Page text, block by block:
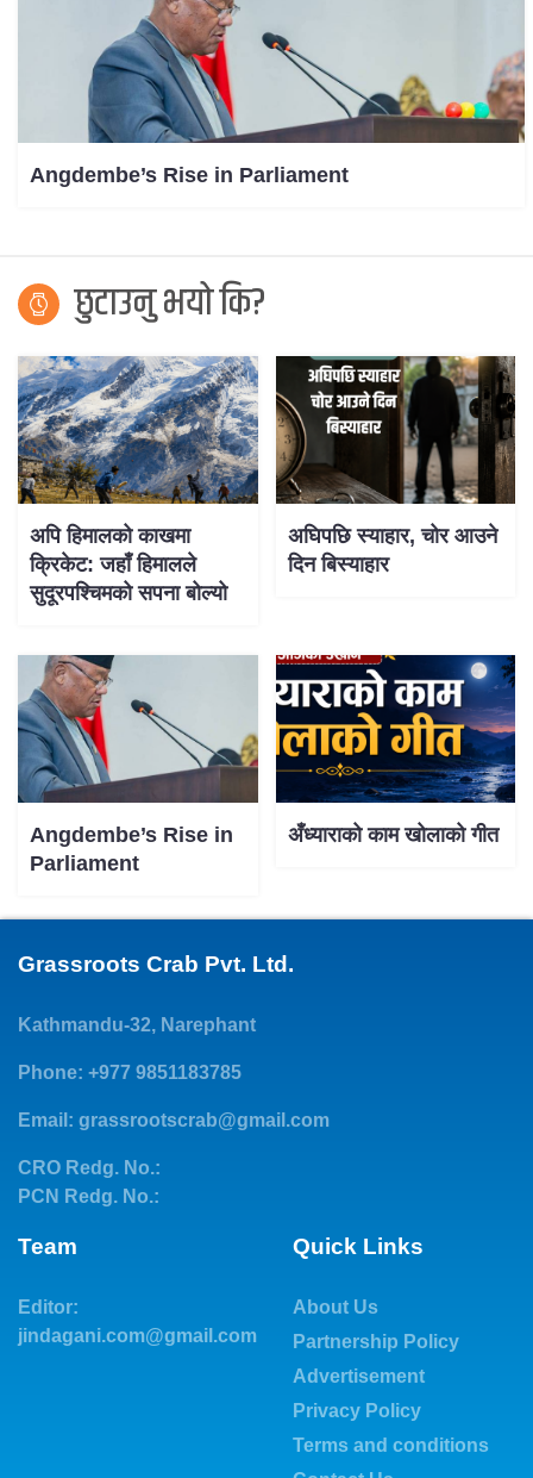
Angdembe’s Rise in Parliament
छुटाउनु भयो कि?
अपि हिमालको काखमा
क्रिकेट: जहाँ हिमालले
सुदूरपश्चिमको सपना बोल्यो
अघिपछि स्याहार, चोर आउने
दिन बिस्याहार
Angdembe’s Rise in
Parliament
अँध्याराको काम खोलाको गीत
Grassroots Crab Pvt. Ltd.
Kathmandu-32, Narephant
Phone: +977 9851183785
Email: grassrootscrab@gmail.com
CRO Redg. No.:
PCN Redg. No.:
Team
Editor:
jindagani.com@gmail.com
Quick Links
About Us
Partnership Policy
Advertisement
Privacy Policy
Terms and conditions